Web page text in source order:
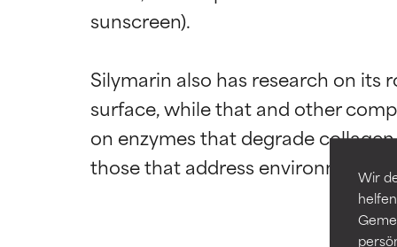
Wir
sunscreen).
Silymarin also has research on its
surface, while that and other
on enzymes that degrade
Erwiesen und
Hauttypen und
GUT
Notwendig zur
Im
Erwiesen und
Hauttypen und
GUT
Notwendig zur
Im